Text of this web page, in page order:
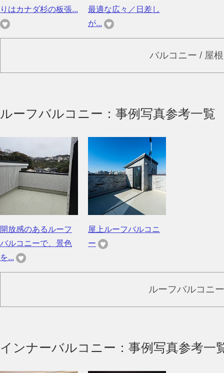
りはカナダ杉の板張...
最適な広々／日差し
が...
バルコニー / 屋
ルーフバルコニー：事例写真参考一覧
開放感のあるルーフ
バルコニーで、景色
を...
屋上ルーフバルコニ
ー
ルーフバルコニ
インナーバルコニー：事例写真参考一